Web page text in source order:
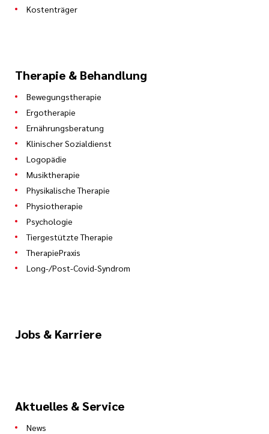
Kostenträger
Therapie & Behandlung
Bewegungstherapie
Ergotherapie
Ernährungsberatung
Klinischer Sozialdienst
Logopädie
Musiktherapie
Physikalische Therapie
Physiotherapie
Psychologie
Tiergestützte Therapie
TherapiePraxis
Long-/Post-Covid-Syndrom
Jobs & Karriere
Aktuelles & Service
News